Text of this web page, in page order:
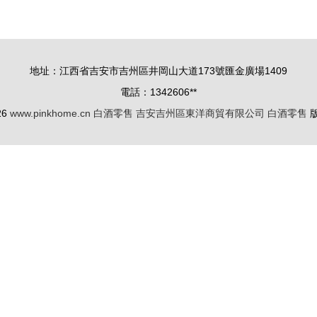
地址：江西省吉安市吉州區井岡山大道173號匯金廣場1409
電話：1342606**
www.pinkhome.cn 白酒零售 吉安吉州區東洋商貿有限公司 白酒零售